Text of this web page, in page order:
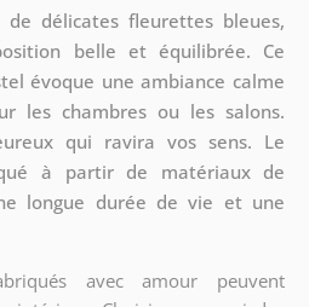
de délicates fleurettes bleues,
belle et équilibrée. Ce
évoque une ambiance calme
les chambres ou les salons.
qui ravira vos sens. Le
à partir de matériaux de
longue durée de vie et une
avec amour peuvent